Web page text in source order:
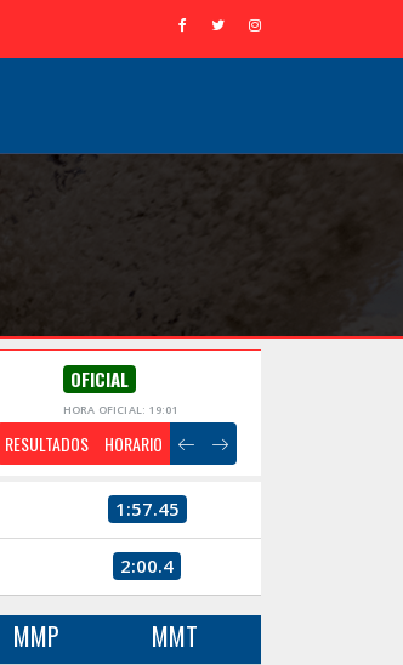
OFICIAL
HORA OFICIAL: 19:01
RESULTADOS HORARIO
1:57.45
2:00.4
MMP MMT